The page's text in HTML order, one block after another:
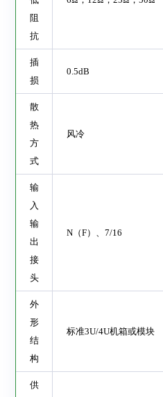
阻
抗
插
损
0.5dB
散
热
方
式
风冷
输
入
输
出
接
头
N（F）、 7/16
外
形
结
构
标准3U/4U机箱或模块
供